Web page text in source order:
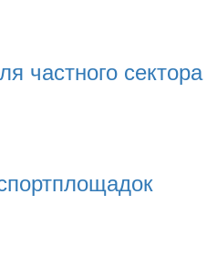
частного сектора